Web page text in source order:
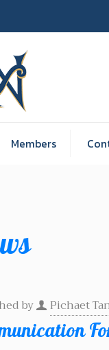
Members
by Pichaet